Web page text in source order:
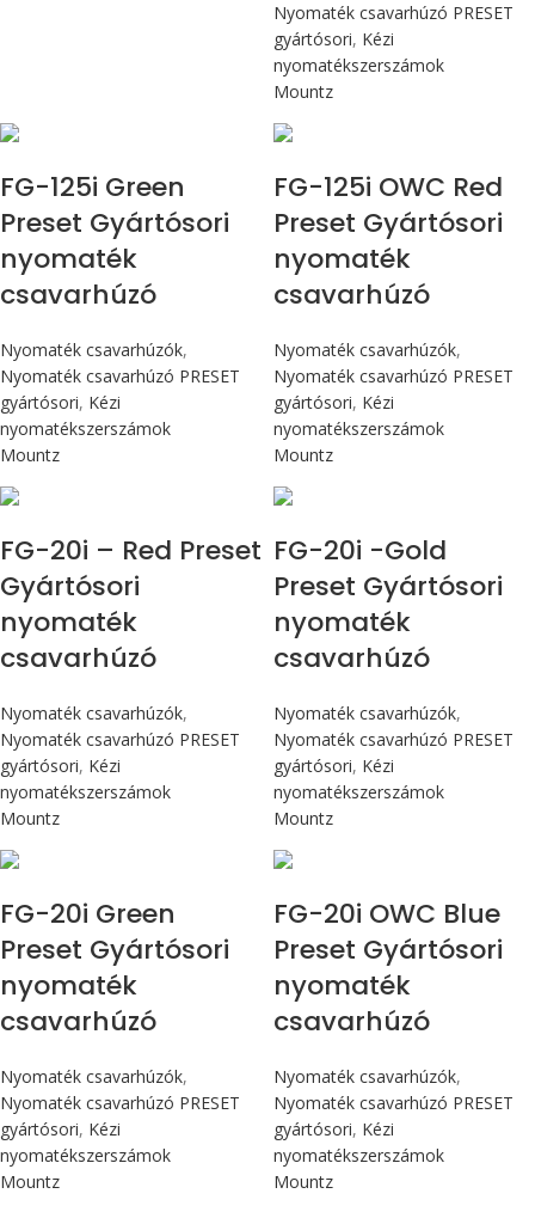
Nyomaték csavarhúzó PRESET
gyártósori, Kézi
nyomatékszerszámok
Mountz
FG-125i Green
Preset Gyártósori
nyomaték
csavarhúzó
Nyomaték csavarhúzók,
Nyomaték csavarhúzó PRESET
gyártósori, Kézi
nyomatékszerszámok
Mountz
FG-125i OWC Red
Preset Gyártósori
nyomaték
csavarhúzó
Nyomaték csavarhúzók,
Nyomaték csavarhúzó PRESET
gyártósori, Kézi
nyomatékszerszámok
Mountz
FG-20i – Red Preset
Gyártósori
nyomaték
csavarhúzó
Nyomaték csavarhúzók,
Nyomaték csavarhúzó PRESET
gyártósori, Kézi
nyomatékszerszámok
Mountz
FG-20i -Gold
Preset Gyártósori
nyomaték
csavarhúzó
Nyomaték csavarhúzók,
Nyomaték csavarhúzó PRESET
gyártósori, Kézi
nyomatékszerszámok
Mountz
FG-20i Green
Preset Gyártósori
nyomaték
csavarhúzó
Nyomaték csavarhúzók,
Nyomaték csavarhúzó PRESET
gyártósori, Kézi
nyomatékszerszámok
Mountz
FG-20i OWC Blue
Preset Gyártósori
nyomaték
csavarhúzó
Nyomaték csavarhúzók,
Nyomaték csavarhúzó PRESET
gyártósori, Kézi
nyomatékszerszámok
Mountz